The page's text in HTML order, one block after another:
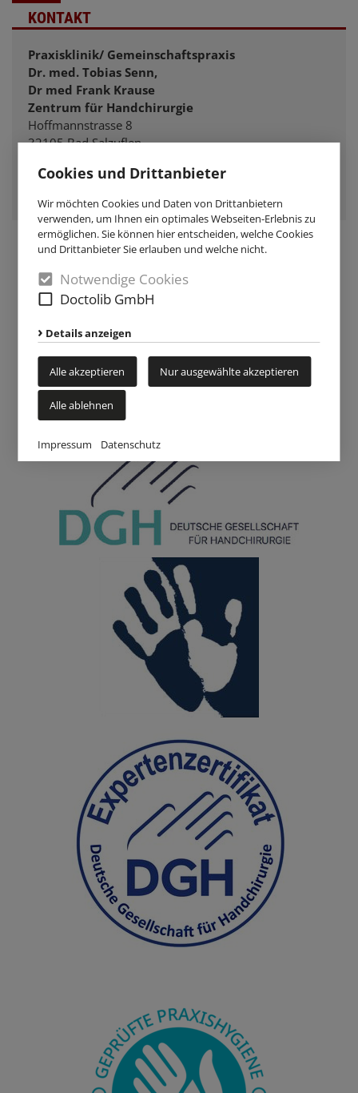
Cookies und Drittanbieter
Wir möchten Cookies und Daten von Drittanbietern
verwenden, um Ihnen ein optimales Webseiten-Erlebnis zu
ermöglichen. Sie können hier entscheiden, welche Cookies
und Drittanbieter Sie erlauben und welche nicht.
Notwendige Cookies
Doctolib GmbH
Details anzeigen
Alle akzeptieren Nur ausgewählte akzeptieren
Alle ablehnen
Impressum Datenschutz
KONTAKT
Praxisklinik/ Gemeinschaftspraxis
Dr. med. Tobias Senn,
Dr med Frank Krause
Zentrum für Handchirurgie
Hoffmannstrasse 8
32105 Bad Salzuflen
Fax 05222/629350
email
senn.krause@handchirurgie-salzuflen.de